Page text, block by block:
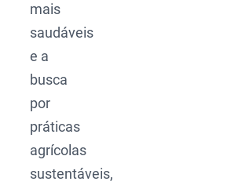
mais
saudáveis
e a
busca
por
práticas
agrícolas
sustentáveis,